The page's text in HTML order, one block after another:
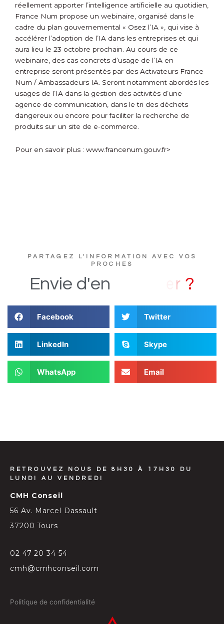
réellement apporter l’intelligence artificielle au quotidien,
France Num propose un webinaire, organisé dans le
cadre du plan gouvernemental « Osez l’IA », qui vise à
accélérer l’adoption de l’IA dans les entreprises et qui
aura lieu le 23 octobre prochain. Au cours de ce
webinaire, des cas concrets d’usage de l’IA en
entreprise seront présentés par des Activateurs France
Num / Ambassadeurs IA. Seront notamment abordés les
usages de l’IA dans la gestion des activités d’une
agence de communication, dans le tri des déchets
dangereux ou encore pour faciliter la recherche de
produits sur un site de e-commerce.
Pour en savoir plus : www.francenum.gouv.fr>
PARTAGEZ L'INFORMATION AVEC VOS
PROCHES
Envie d'en ?
Facebook Twitter
LinkedIn Skype
WhatsApp Email
RETROUVEZ NOUS DE 8H30 À 17H30 DU
LUNDI AU VENDREDI
CMH Conseil
56 Av. Marcel Dassault
37200 Tours
02 47 20 34 54
cmh@cmhconseil.com
Politique de confidentialité